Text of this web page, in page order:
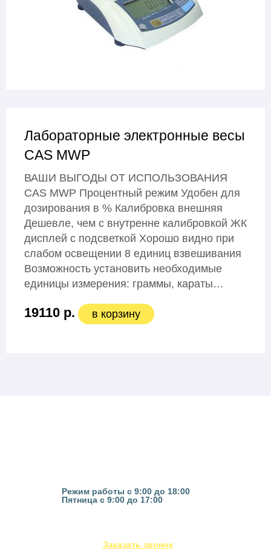
Лабораторные электронные весы
CAS MWP
ВАШИ ВЫГОДЫ ОТ ИСПОЛЬЗОВАНИЯ
CAS MWP Процентный режим Удобен для
дозирования в % Калибровка внешняя
Дешевле, чем с внутренне калибровкой ЖК
дисплей с подсветкой Хорошо видно при
слабом освещении 8 единиц взвешивания
Возможность установить необходимые
единицы измерения: граммы, караты…
19110 р. в корзину
Режим работы с 9:00 до 18:00
Пятница с 9:00 до 17:00
Заказать звонок